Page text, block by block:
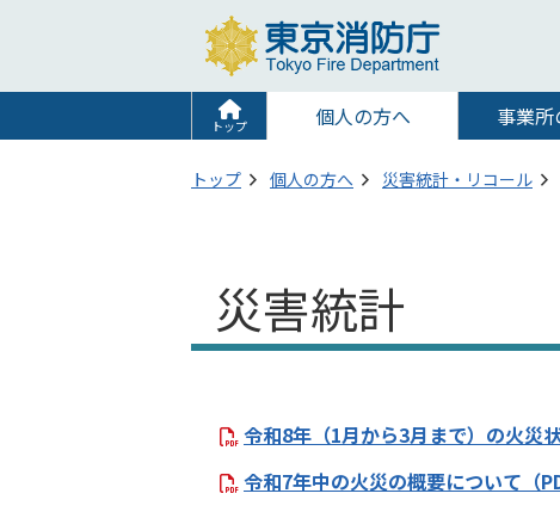
トップ 個人の方へ 事業所
トップ 個人の方へ 災害統計・リコール
災害統計
令和8年（1月から3月まで）の火災
令和7年中の火災の概要について（